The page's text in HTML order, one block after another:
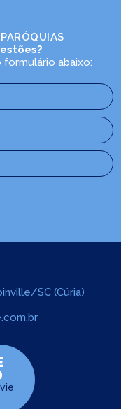
formulário abaixo:
SC (Cúria)